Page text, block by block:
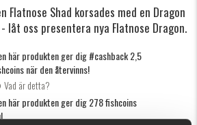
Flatnose Shad korsades med en Dragon
låt oss presentera nya Flatnose Dragon.
här produkten ger dig #cashback 2,5
när den återvinns!
Vad är detta?
här produkten ger dig 278 fishcoins